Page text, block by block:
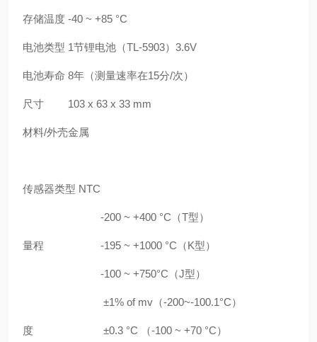
存储温度 -40 ~ +85 °C
电池类型 1节锂电池（TL-5903）3.6V
电池寿命 8年（测量速率在15分/次）
尺寸 103 x 63 x 33 mm
材料/外壳金属
传感器类型 NTC
量程
-200 ~ +400 °C（T型）
-195 ~ +1000 °C（K型）
-100 ~ +750°C（J型）
度
±1% of mv（-200~-100.1°C）
±0.3 °C （-100 ~ +70 °C）